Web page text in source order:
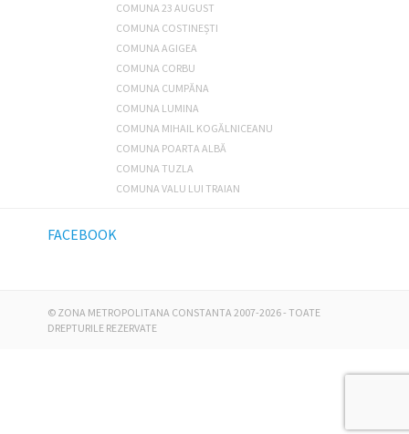
COMUNA 23 AUGUST
COMUNA COSTINEȘTI
COMUNA AGIGEA
COMUNA CORBU
COMUNA CUMPĂNA
COMUNA LUMINA
COMUNA MIHAIL KOGĂLNICEANU
COMUNA POARTA ALBĂ
COMUNA TUZLA
COMUNA VALU LUI TRAIAN
FACEBOOK
© ZONA METROPOLITANA CONSTANTA2007-2026 - TOATE
DREPTURILE REZERVATE